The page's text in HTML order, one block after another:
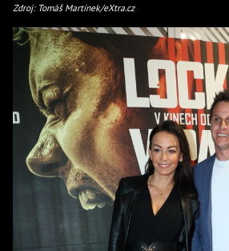
Zdroj: Tomáš Martínek/eXtra.cz